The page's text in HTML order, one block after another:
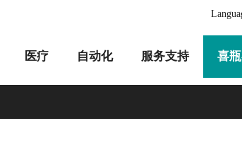
医疗 自动化 服务支持 喜